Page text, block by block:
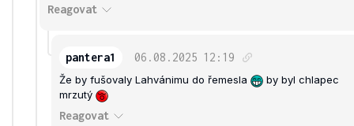
Reagovat
pantera1 06.08.2025 12:19
Že by fušovaly Lahvánimu do řemesla
by byl chlapec
mrzutý
Reagovat